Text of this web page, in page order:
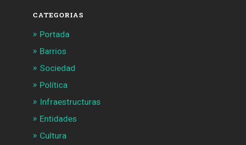
CATEGORIAS
Portada
Barrios
Sociedad
Política
Infraestructuras
Entidades
Cultura